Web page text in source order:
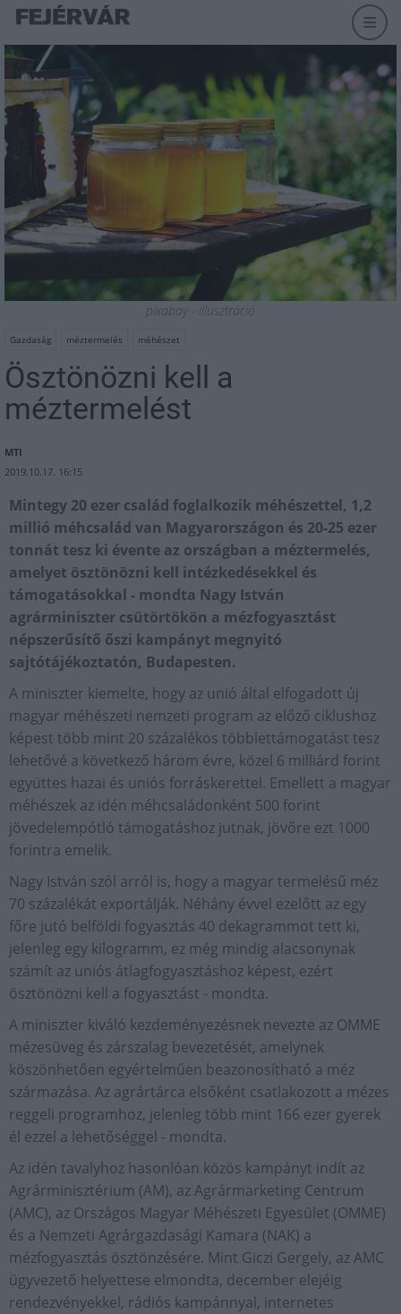
pixabay - illusztráció
Gazdaság méztermelés méhészet
Ösztönözni kell a
méztermelést
MTI
2019.10.17. 16:15
Mintegy 20 ezer család foglalkozik méhészettel, 1,2
millió méhcsalád van Magyarországon és 20-25 ezer
tonnát tesz ki évente az országban a méztermelés,
amelyet ösztönözni kell intézkedésekkel és
támogatásokkal - mondta Nagy István
agrárminiszter csütörtökön a mézfogyasztást
népszerűsítő őszi kampányt megnyitó
sajtótájékoztatón, Budapesten.
A miniszter kiemelte, hogy az unió által elfogadott új
magyar méhészeti nemzeti program az előző ciklushoz
képest több mint 20 százalékos többlettámogatást tesz
lehetővé a következő három évre, közel 6 milliárd forint
együttes hazai és uniós forráskerettel. Emellett a magyar
méhészek az idén méhcsaládonként 500 forint
jövedelempótló támogatáshoz jutnak, jövőre ezt 1000
forintra emelik.
Nagy István szól arról is, hogy a magyar termelésű méz
70 százalékát exportálják. Néhány évvel ezelőtt az egy
főre jutó belföldi fogyasztás 40 dekagrammot tett ki,
jelenleg egy kilogramm, ez még mindig alacsonynak
számít az uniós átlagfogyasztáshoz képest, ezért
ösztönözni kell a fogyasztást - mondta.
A miniszter kiváló kezdeményezésnek nevezte az OMME
mézesüveg és zárszalag bevezetését, amelynek
köszönhetően egyértelműen beazonosítható a méz
származása. Az agrártárca elsőként csatlakozott a mézes
reggeli programhoz, jelenleg több mint 166 ezer gyerek
él ezzel a lehetőséggel - mondta.
Az idén tavalyhoz hasonlóan közös kampányt indít az
Agrárminisztérium (AM), az Agrármarketing Centrum
(AMC), az Országos Magyar Méhészeti Egyesület (OMME)
és a Nemzeti Agrárgazdasági Kamara (NAK) a
mézfogyasztás ösztönzésére. Mint Giczi Gergely, az AMC
ügyvezető helyettese elmondta, december elejéig
rendezvényekkel, rádiós kampánnyal, internetes